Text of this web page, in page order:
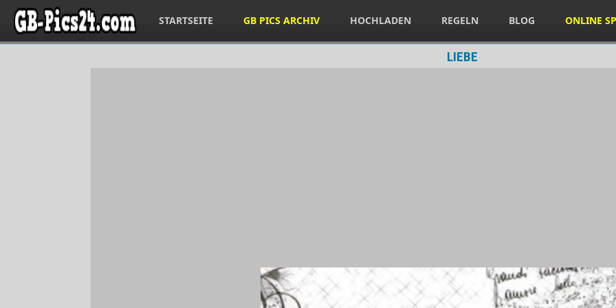
STARTSEITE GB PICS ARCHIV HOCHLADEN REGELN BLOG ONLINE
LIEBE